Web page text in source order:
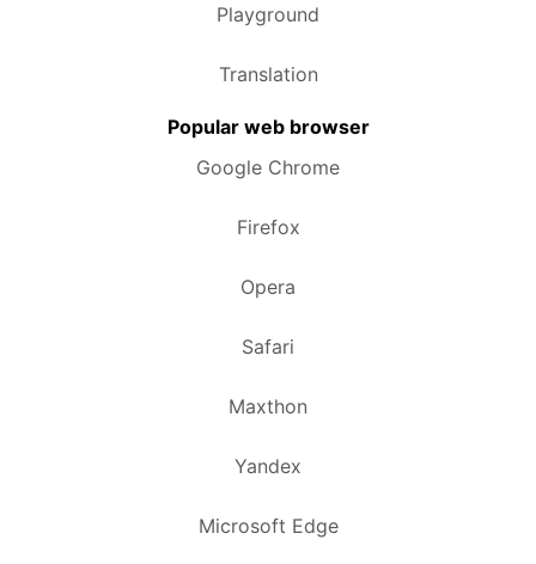
Playground
Translation
Popular web browser
Google Chrome
Firefox
Opera
Safari
Maxthon
Yandex
Microsoft Edge